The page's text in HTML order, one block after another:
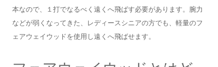
本なので、１打でなるべく遠くへ飛ばす必要があります。腕力
などが弱くなってきた、レディースシニアの方でも、軽量のフ
ェアウェイウッドを使用し遠くへ飛ばせます。